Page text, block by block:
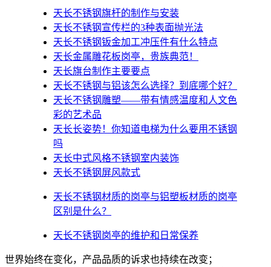
天长不锈钢旗杆的制作与安装
天长不锈钢宣传栏的3种表面抛光法
天长不锈钢钣金加工冲压件有什么特点
天长金属雕花板岗亭，贵族典范！
天长旗台制作主要要点
天长不锈钢与铝该怎么选择？到底哪个好？
天长不锈钢雕塑——带有情感温度和人文色
彩的艺术品
天长​长姿势！你知道电梯为什么要用不锈钢
吗
天长中式风格不锈钢室内装饰
天长不锈钢屏风款式
天长不锈钢材质的岗亭与铝塑板材质的岗亭
区别是什么？
天长不锈钢岗亭的维护和日常保养
世界始终在变化，产品品质的诉求也持续在改变；